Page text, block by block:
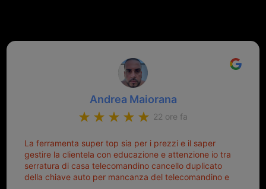
Andrea Maiorana
22 ore fa
La ferramenta super top sia per i prezzi e il saper
gestire la clientela con educazione e attenzione io tra
serratura di casa telecomandino cancello duplicato
della chiave auto per mancanza del telecomandino e